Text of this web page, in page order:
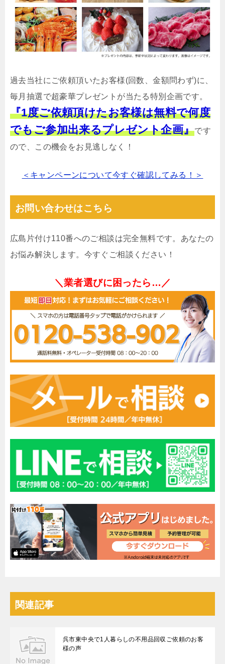
過去当社にご依頼頂いたお客様(回数、金額問わず)に、
毎月抽選で超豪華プレゼントが当たる特別企画です。
『1度ご依頼頂けたお客様は無料で何度
でもご参加出来るプレゼント企画』です
ので、この機会をお見逃しなく！
＜キャンペーンについて今すぐ確認してみる！＞
お問い合わせはこちら
広島片付け110番へのご相談は完全無料です。あなたの
お悩み解決します。今すぐご相談ください！
＼業者選びに困ったら…／
関連記事
呉市東中央で1人暮らしの不用品回収ご依頼のお客
様の声